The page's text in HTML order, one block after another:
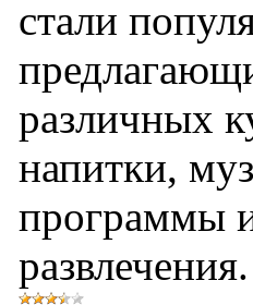
стали
различных
напитки,
программы
развлечения.